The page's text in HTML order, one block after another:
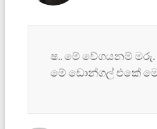
ෂ.. මේ වේගයනම් මරු.
මේ ඩොන්ගල් එකේ